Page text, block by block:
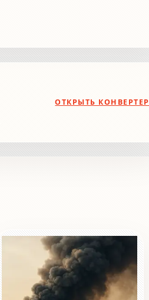
ОТКРЫТЬ КОНВЕРТЕР